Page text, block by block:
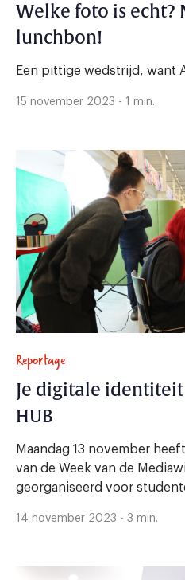
Welke foto is echt?
lunchbon!
Een pittige wedstrijd, want
15 november 2023 - 1 min.
Reportage
Je digitale
HUB
Maandag 13 november
van de Week van de
georganiseerd voor
14 november 2023 - 3 min.